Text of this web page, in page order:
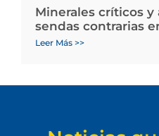
Minerales críticos
sendas contrarias
Leer Más >>